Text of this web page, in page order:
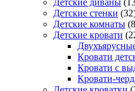
Детские диваны
Детские стенки
Детские комнаты
Детские кровати
Кровати
Кровати с
Кровати-